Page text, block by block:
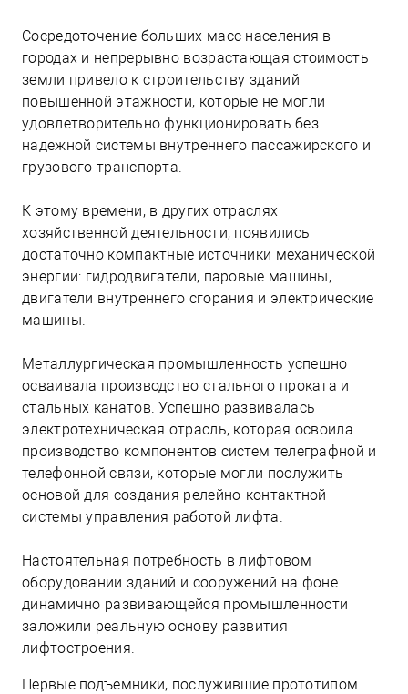
Сосредоточение больших масс населения в
городах и непрерывно возрастающая стоимость
земли привело к строительству зданий
повышенной этажности, которые не могли
удовлетворительно функционировать без
надежной системы внутреннего пассажирского и
грузового транспорта.
К этому времени, в других отраслях
хозяйственной деятельности, появились
достаточно компактные источники механической
энергии: гидродвигатели, паровые машины,
двигатели внутреннего сгорания и электрические
машины.
Металлургическая промышленность успешно
осваивала производство стального проката и
стальных канатов. Успешно развивалась
электротехническая отрасль, которая освоила
производство компонентов систем телеграфной и
телефонной связи, которые могли послужить
основой для создания релейно-контактной
системы управления работой лифта.
Настоятельная потребность в лифтовом
оборудовании зданий и сооружений на фоне
динамично развивающейся промышленности
заложили реальную основу развития
лифтостроения.
Первые подъемники, послужившие прототипом